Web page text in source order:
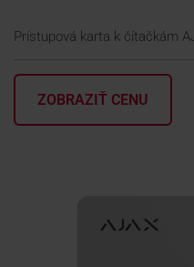
KONTAKTY
Prístupová karta k čítačkám
ZOBRAZIŤ CENU